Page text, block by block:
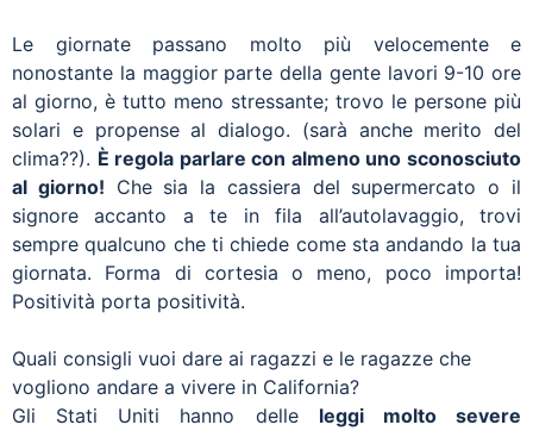
Le giornate passano molto più velocemente e
nonostante la maggior parte della gente lavori 9-10 ore
al giorno, è tutto meno stressante; trovo le persone più
solari e propense al dialogo. (sarà anche merito del
clima??). È regola parlare con almeno uno sconosciuto
al giorno! Che sia la cassiera del supermercato o il
signore accanto a te in fila all’autolavaggio, trovi
sempre qualcuno che ti chiede come sta andando la tua
giornata. Forma di cortesia o meno, poco importa!
Positività porta positività.
Quali consigli vuoi dare ai ragazzi e le ragazze che
vogliono andare a vivere in California?
Gli Stati Uniti hanno delle leggi molto severe